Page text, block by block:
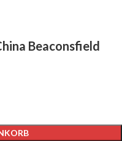
Beaconsfield